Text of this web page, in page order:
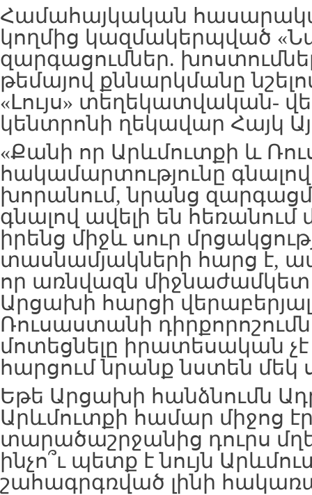
Համահայկական
կողմից կազմակերպված
զարգացումներ.
թեմայով քննարկմանը
«Լույս» տեղեկատվական-
կենտրոնի ղեկավար Հայկ
«Քանի որ Արևմուտքի և
հակամարտությունը գնալով
խորանում, նրանց
գնալով ավելի են հեռանում
իրենց միջև սուր
տասնամյակների հարց է,
որ առնվազն
Արցախի հարցի
Ռուսաստանի
մոտեցնելը իրատեսական
հարցում նրանք նստեն մեկ
Եթե Արցախի հանձնումն
Արևմուտքի համար միջոց
տարածաշրջանից դուրս
ինչո՞ւ պետք է նույն
շահագրգռված լինի